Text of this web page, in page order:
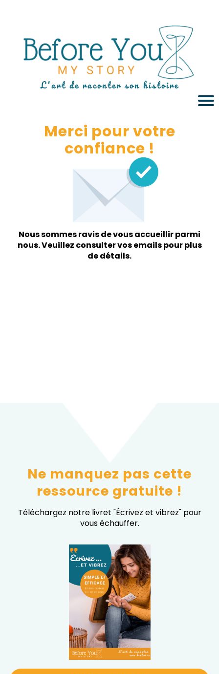
L'art de raconter son histoire
Merci pour votre
confiance !
Nous sommes ravis de vous accueillir parmi
nous. Veuillez consulter vos emails pour plus
de détails.
Ne manquez pas cette
ressource gratuite !
Téléchargez notre livret "Écrivez et vibrez" pour
vous échauffer.